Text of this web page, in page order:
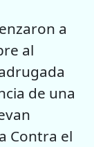
a
al
de una
Contra el